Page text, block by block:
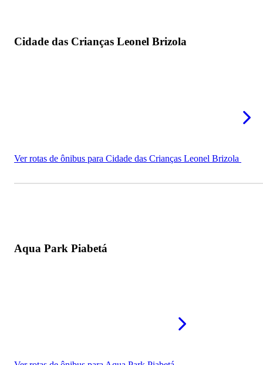
Cidade das Crianças Leonel Brizola
Ver rotas de ônibus para Cidade das Crianças Leonel Brizola
Aqua Park Piabetá